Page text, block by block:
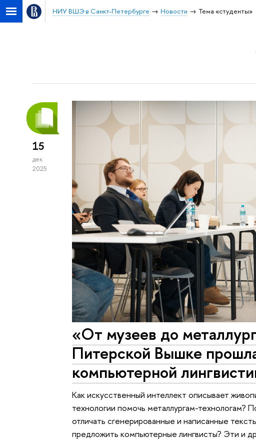
НИУ ВШЭ в Санкт-Петербурге Новости Тема «студенты»
15
дек
2025
«От музеев до
Питерской Вышке
компьютерной
Как искусственный интеллект описывает
технологии помочь металлургам-технологам?
отличать сгенерированные и написанные
предложить компьютерные лингвисты? Эти и